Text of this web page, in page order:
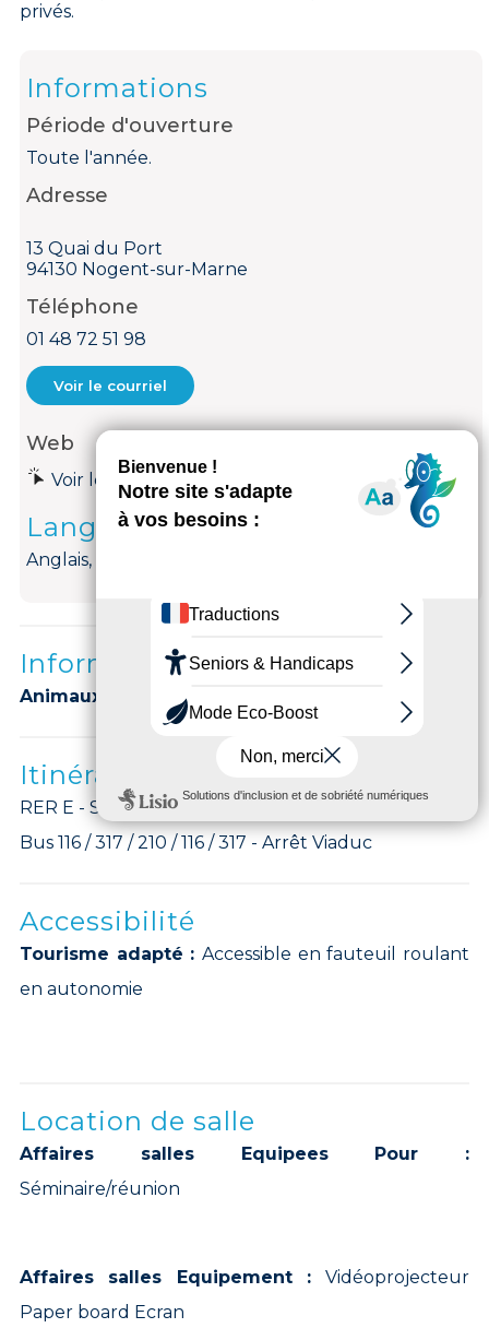
privés.
Informations
Période d'ouverture
Toute l'année.
Adresse
13 Quai du Port
94130 Nogent-sur-Marne
Téléphone
01 48 72 51 98
Voir le courriel
Web
Voir le site internet
Langues parlées
Anglais, Français
Informations complémentaires
Animaux acceptés :
Itinéraires
RER E - Station Nogent-le-Perreux
Bus 116 / 317 / 210 / 116 / 317 - Arrêt Viaduc
Accessibilité
Tourisme adapté : Accessible en fauteuil roulant
en autonomie
Location de salle
Affaires salles Equipees Pour :
Séminaire/réunion
Affaires salles Equipement :Vidéoprojecteur
Paper board Ecran